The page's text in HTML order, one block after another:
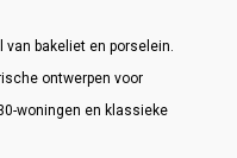
bakeliet en porselein.
ontwerpen voor
woningen en klassieke